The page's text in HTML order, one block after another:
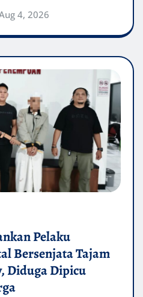
4, 2026
Pelaku
Bersenjata Tajam
Diduga Dipicu